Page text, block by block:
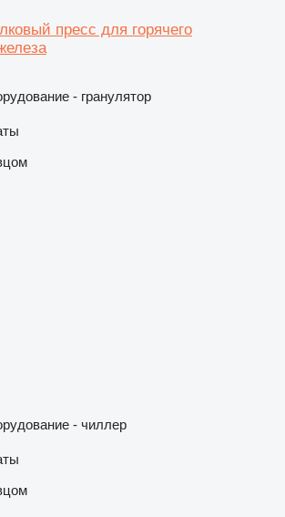
пресс для горячего
- гранулятор
- чиллер